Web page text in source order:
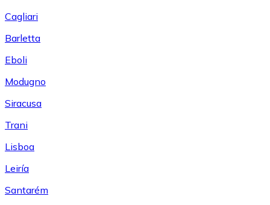
Cagliari
Barletta
Eboli
Modugno
Siracusa
Trani
Lisboa
Leiría
Santarém